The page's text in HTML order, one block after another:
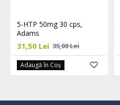
5-HTP 50mg 30 cps,
Adams
31,50 Lei 35,00 Lei
Adaugă în Coş